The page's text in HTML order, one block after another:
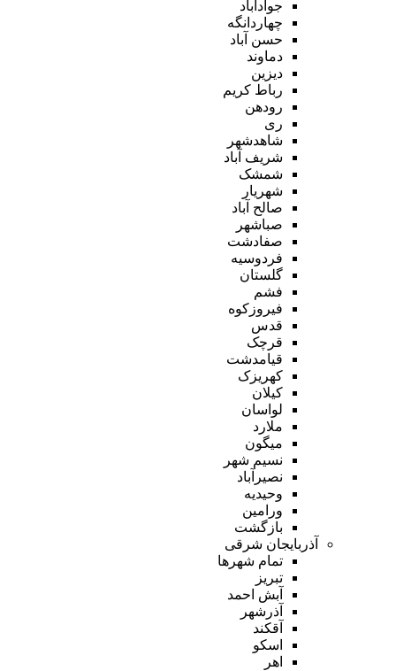
جوادآباد
چهاردانگه
حسن آباد
دماوند
دیزین
رباط کریم
رودهن
ری
شاهدشهر
شریف آباد
شمشک
شهریار
صالح آباد
صباشهر
صفادشت
فردوسیه
گلستان
فشم
فیروزکوه
قدس
قرچک
قیامدشت
کهریزک
کیلان
لواسان
ملارد
میگون
نسیم شهر
نصیرآباد
وحیدیه
ورامین
بازگشت
آذربایجان شرقی
تمام شهر‌ها
تبریز
آبش احمد
آذرشهر
آقکند
اسکو
اهر